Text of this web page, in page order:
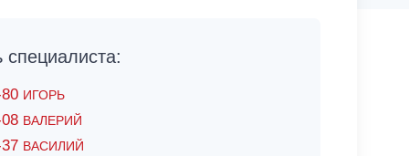
ИГОРЬ
ВАЛЕРИЙ
ВАСИЛИЙ